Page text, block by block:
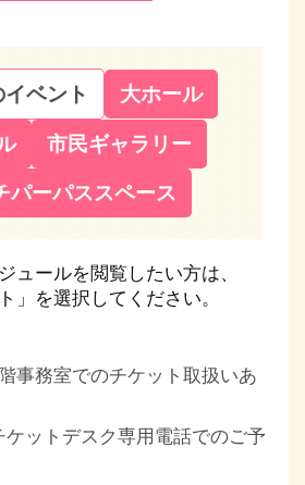
ベント 大ホール
市民ギャラリー
パーパススペース
ュールを閲覧したい方は、
」を選択してください。
事務室でのチケット取扱いあ
ケットデスク専用電話でのご予